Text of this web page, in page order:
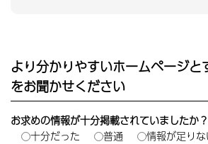
より分かりやすいホームページと
をお聞かせください
お求めの情報が十分掲載されていましたか？
十分だった
普通
情報が足りな